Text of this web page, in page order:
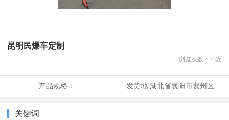
昆明民爆车定制
浏览次数： 73次
产品规格： 发货地:湖北省襄阳市襄州区
关键词